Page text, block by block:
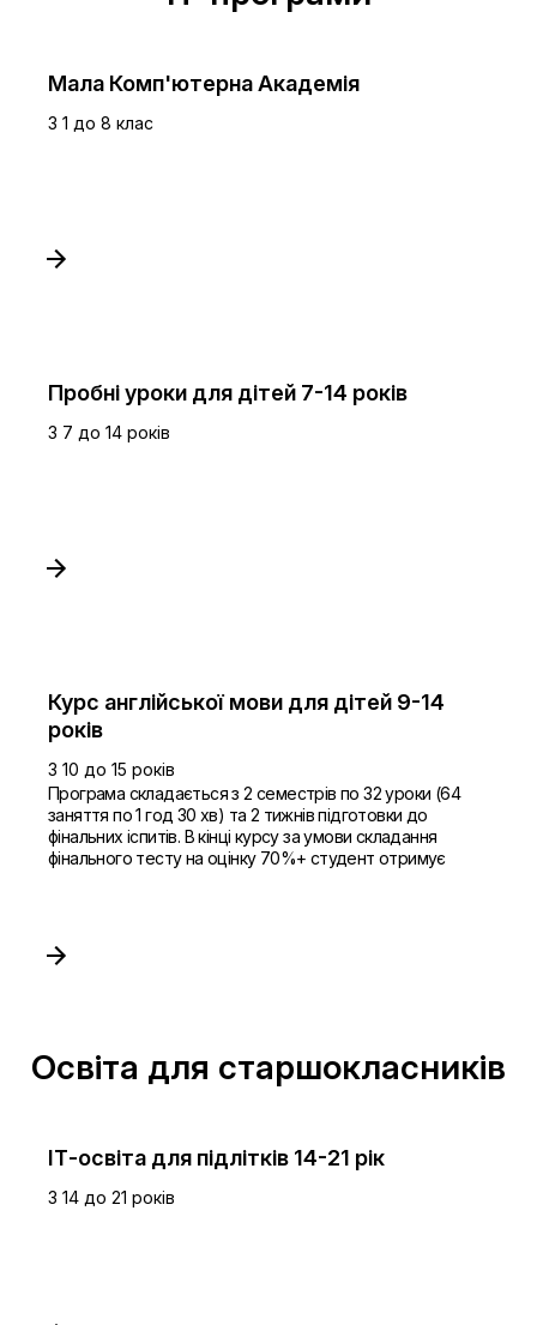
Мала Комп'ютерна Академія
З 1 до 8 клас
Пробні уроки для дітей 7-14 років
З 7 до 14 років
Курс англійської мови для дітей 9-14
років
З 10 до 15 років
Програма складається з 2 семестрів по 32 уроки (64
заняття по 1 год 30 хв) та 2 тижнів підготовки до
фінальних іспитів. В кінці курсу за умови складання
фінального тесту на оцінку 70%+ студент отримує
Освіта для старшокласників
ІТ-освіта для підлітків 14-21 рік
З 14 до 21 років